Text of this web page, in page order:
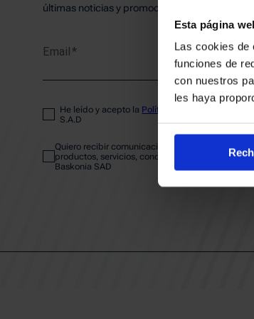
Esta página
Las cookies de
funciones de
con nuestros
les haya
CLUB
últimas noticias y promociones del club.
Email
He leído y acepto la Política de privacidad
S.A.D
Quiero recibir comunicaciones electrónicas sobre
productos, servicios, concursos, ofertas y/o
Baskonia SAD